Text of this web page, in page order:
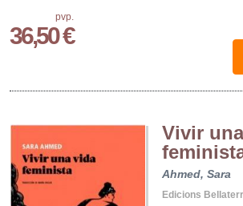
pvp.
36,50 €
Vivir
Ahmed, Sara
Edicions